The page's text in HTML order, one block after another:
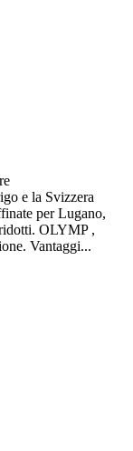
e la Svizzera
per Lugano,
OLYMP ,
Vantaggi...